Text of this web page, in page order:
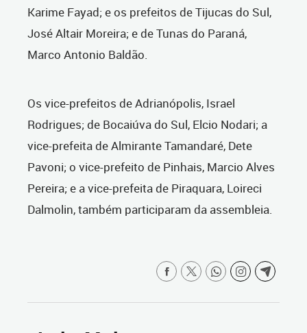
Karime Fayad; e os prefeitos de Tijucas do Sul,
José Altair Moreira; e de Tunas do Paraná,
Marco Antonio Baldão.
Os vice-prefeitos de Adrianópolis, Israel
Rodrigues; de Bocaiúva do Sul, Elcio Nodari; a
vice-prefeita de Almirante Tamandaré, Dete
Pavoni; o vice-prefeito de Pinhais, Marcio Alves
Pereira; e a vice-prefeita de Piraquara, Loireci
Dalmolin, também participaram da assembleia.